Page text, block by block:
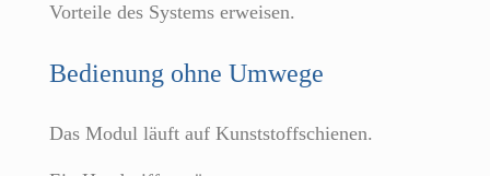
Vorteile des Systems erweisen.
Bedienung ohne Umwege
Das Modul läuft auf Kunststoffschienen.